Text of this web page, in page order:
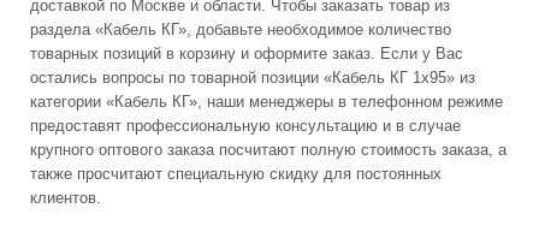
доставкой по Москве и области. Чтобы заказать товар из
раздела «Кабель КГ», добавьте необходимое количество
товарных позиций в корзину и оформите заказ. Если у Вас
остались вопросы по товарной позиции «Кабель КГ 1x95» из
категории «Кабель КГ», наши менеджеры в телефонном режиме
предоставят профессиональную консультацию и в случае
крупного оптового заказа посчитают полную стоимость заказа, а
также просчитают специальную скидку для постоянных
клиентов.